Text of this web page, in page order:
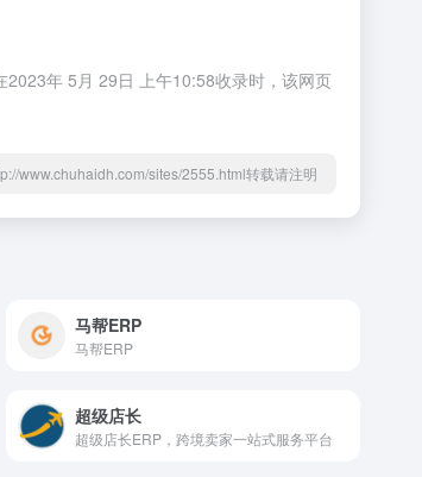
年 5月 29日 上午10:58收录时，该网页
www.chuhaidh.com/sites/2555.html转载请注明
马帮ERP
马帮ERP
超级店长
超级店长ERP，跨境卖家一站式服务平台